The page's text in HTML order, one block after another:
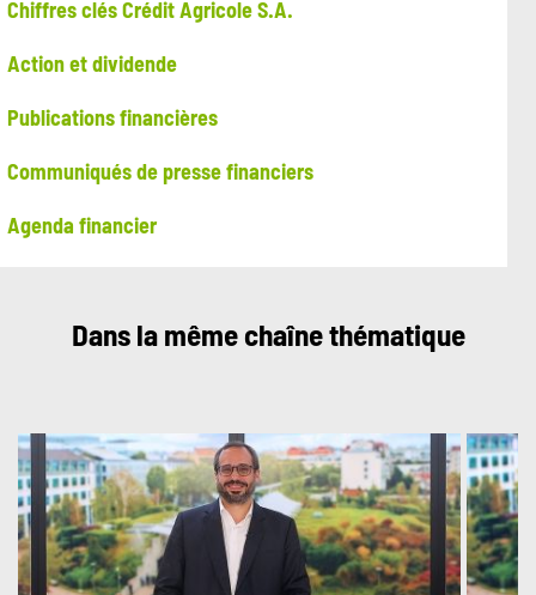
Chiffres clés Crédit Agricole S.A.
Action et dividende
Publications financières
Communiqués de presse financiers
Agenda financier
Dans la même chaîne thématique